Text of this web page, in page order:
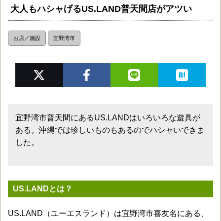
大人もハシャげるUS.LAND普天間店がアツい
お店／施設 宜野湾市
宜野湾市普天間にあるUS.LANDはいろいろな遊具が
ある。沖縄では珍しいものもあるのでハシャいできま
した。
US.LANDとは？
US.LAND（ユーエスランド）は宜野湾市喜友名にある、